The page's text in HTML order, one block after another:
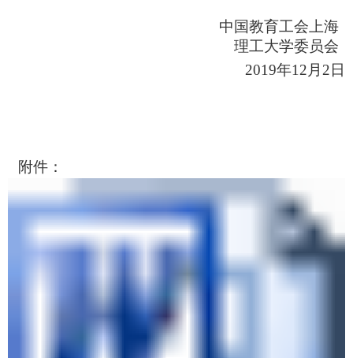
中国教育工会上海
理工大学委员会
2019年12月 2 日
附件：